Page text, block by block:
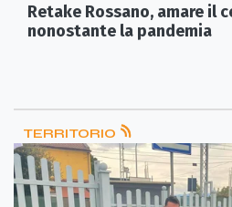
Retake Rossano, amare il
nonostante la pandemia
TERRITORIO